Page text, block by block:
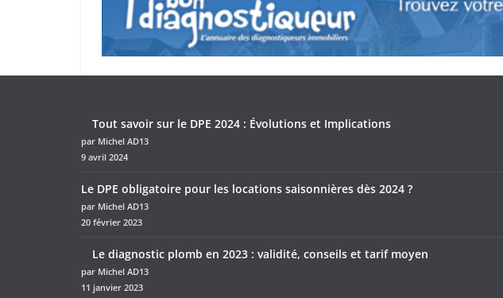
Tout savoir sur le DPE 2024 : Évolutions et Implications
par Michel AD13
9 avril 2024
Le DPE obligatoire pour les locations saisonnières dès 2024 ?
par Michel AD13
20 février 2023
Le diagnostic plomb en 2023 : validité, conseils et tarif moyen
par Michel AD13
11 janvier 2023